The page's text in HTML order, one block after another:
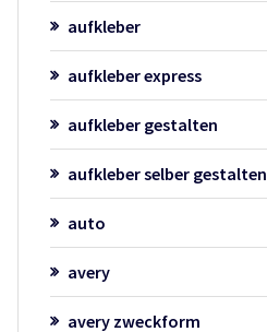
aufkleber
aufkleber express
aufkleber gestalten
aufkleber selber gestalten
auto
avery
avery zweckform